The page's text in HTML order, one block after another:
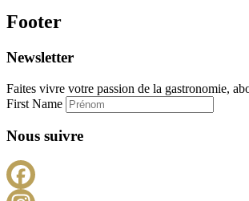
Footer
Newsletter
Faites vivre votre passion de la gastronomie,
First Name
Nous suivre